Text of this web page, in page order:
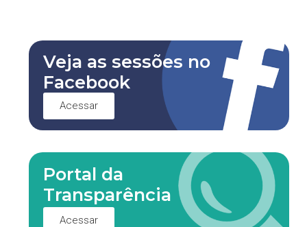
Veja as sessões no
Facebook
Acessar
Portal da
Transparência
Acessar